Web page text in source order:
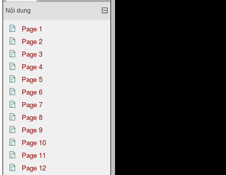
Nội dung
Page 1
Page 2
Page 3
Page 4
Page 5
Page 6
Page 7
Page 8
Page 9
Page 10
Page 11
Page 12